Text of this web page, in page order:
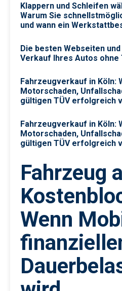
Klappern und Schleifen
Warum Sie
und wann ein
Die besten Webseiten
Verkauf Ihres Autos ohne
Fahrzeugverkauf in Köln:
Motorschaden,
gültigen TÜV erfolgreich
Fahrzeugverkauf in Köln:
Motorschaden,
gültigen TÜV erfolgreich
Fahrzeug
Wenn